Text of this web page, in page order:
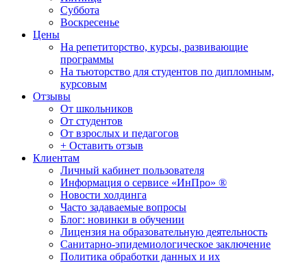
Суббота
Воскресенье
Цены
На репетиторство, курсы, развивающие
программы
На тьюторство для студентов по дипломным,
курсовым
Отзывы
От школьников
От студентов
От взрослых и педагогов
+ Оставить отзыв
Клиентам
Личный кабинет пользователя
Информация о сервисе «ИнПро» ®
Новости холдинга
Часто задаваемые вопросы
Блог: новинки в обучении
Лицензия на образовательную деятельность
Санитарно-эпидемиологическое заключение
Политика обработки данных и их